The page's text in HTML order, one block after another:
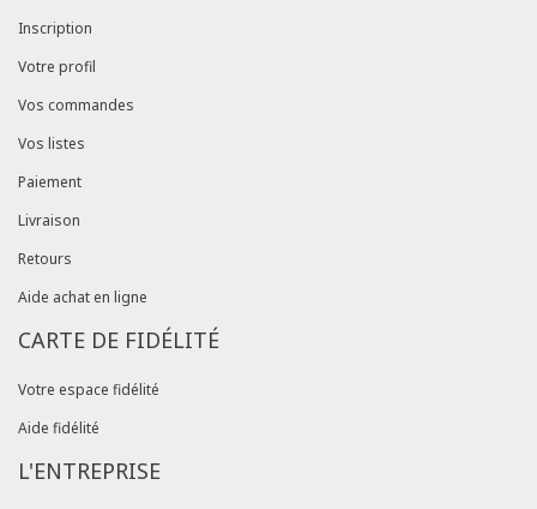
Inscription
Votre profil
Vos commandes
Vos listes
Paiement
Livraison
Retours
Aide achat en ligne
CARTE DE FIDÉLITÉ
Votre espace fidélité
Aide fidélité
L'ENTREPRISE